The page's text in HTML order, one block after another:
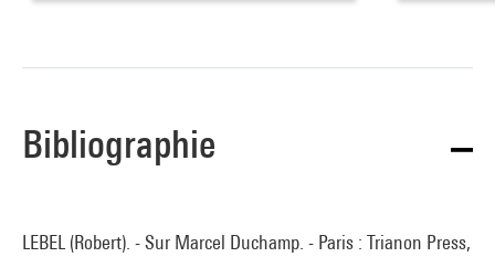
Bibliographie
LEBEL (Robert). - Sur Marcel Duchamp. - Paris : Trianon Press,